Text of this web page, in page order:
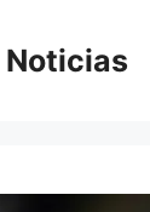
Noticias